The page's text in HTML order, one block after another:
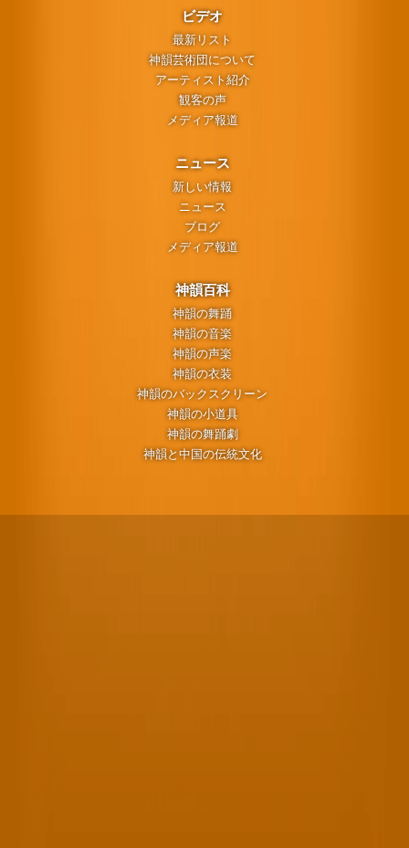
ビデオ
最新リスト
神韻芸術団について
アーティスト紹介
観客の声
メディア報道
ニュース
新しい情報
ニュース
ブログ
メディア報道
神韻百科
神韻の舞踊
神韻の音楽
神韻の声楽
神韻の衣装
神韻のバックスクリーン
神韻の小道具
神韻の舞踊劇
神韻と中国の伝統文化